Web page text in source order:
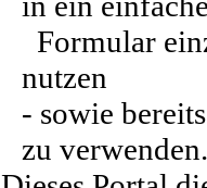
Formular
nutzen
- sowie
zu verwenden.